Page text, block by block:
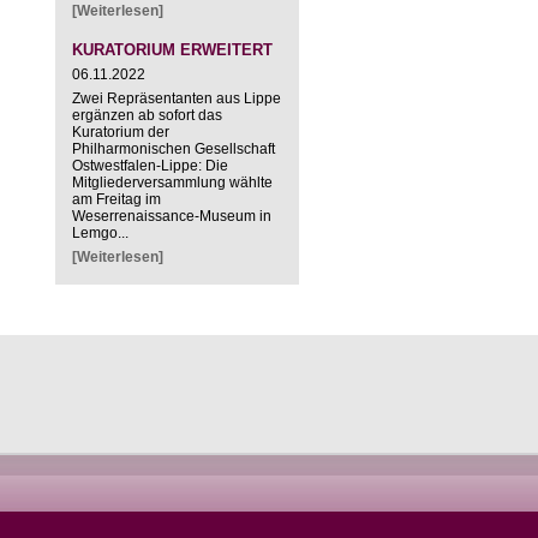
[Weiterlesen]
KURATORIUM ERWEITERT
06.11.2022
Zwei Repräsentanten aus Lippe
ergänzen ab sofort das
Kuratorium der
Philharmonischen Gesellschaft
Ostwestfalen-Lippe: Die
Mitgliederversammlung wählte
am Freitag im
Weserrenaissance-Museum in
Lemgo...
[Weiterlesen]